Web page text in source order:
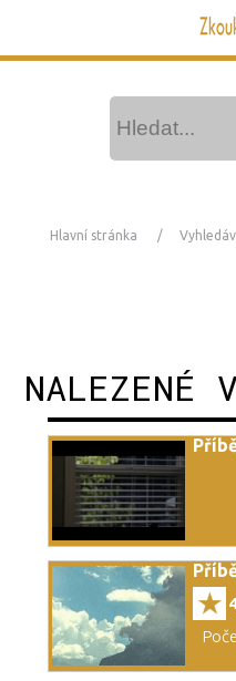
Hlavní stránka
NALEZENÉ